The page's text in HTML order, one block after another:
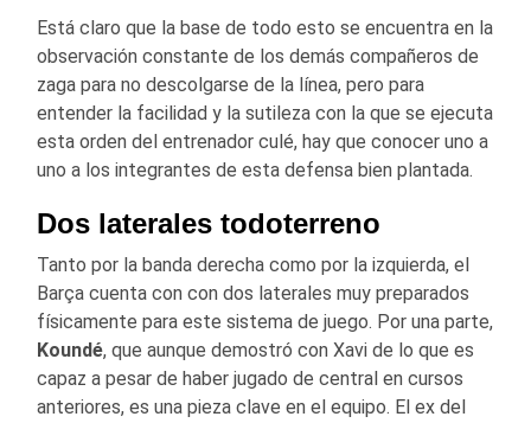
Está claro que la base de todo esto se encuentra en la
observación constante de los demás compañeros de
zaga para no descolgarse de la línea, pero para
entender la facilidad y la sutileza con la que se ejecuta
esta orden del entrenador culé, hay que conocer uno a
uno a los integrantes de esta defensa bien plantada.
Dos laterales todoterreno
Tanto por la banda derecha como por la izquierda, el
Barça cuenta con con dos laterales muy preparados
físicamente para este sistema de juego. Por una parte,
Koundé, que aunque demostró con Xavi de lo que es
capaz a pesar de haber jugado de central en cursos
anteriores, es una pieza clave en el equipo. El ex del